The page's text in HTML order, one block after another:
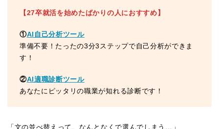
【27卒就活を始めたばかりの人におすすめ】
①AI自己分析ツール
準備不要！たったの3分3ステップで自己分析ができま
す！
②AI適職診断ツール
あなたにピッタリの職業が知れる診断です！
「文の並べ替えって、なんとなくで選んでしまう…」